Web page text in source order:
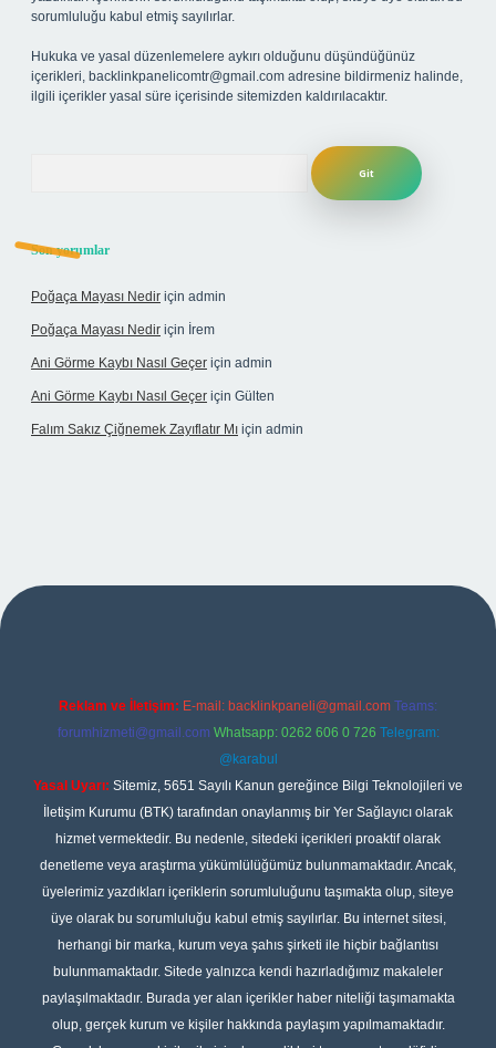
sorumluluğu kabul etmiş sayılırlar.
Hukuka ve yasal düzenlemelere aykırı olduğunu düşündüğünüz
içerikleri, backlinkpanelicomtr@gmail.com adresine bildirmeniz halinde,
ilgili içerikler yasal süre içerisinde sitemizden kaldırılacaktır.
Son yorumlar
Poğaça Mayası Nedir için admin
Poğaça Mayası Nedir için İrem
Ani Görme Kaybı Nasıl Geçer için admin
Ani Görme Kaybı Nasıl Geçer için Gülten
Falım Sakız Çiğnemek Zayıflatır Mı için admin
Reklam ve İletişim: E-mail: backlinkpaneli@gmail.com Teams:
forumhizmeti@gmail.com Whatsapp: 0262 606 0 726 Telegram:
@karabul
Yasal Uyarı: Sitemiz, 5651 Sayılı Kanun gereğince Bilgi Teknolojileri ve
İletişim Kurumu (BTK) tarafından onaylanmış bir Yer Sağlayıcı olarak
hizmet vermektedir. Bu nedenle, sitedeki içerikleri proaktif olarak
denetleme veya araştırma yükümlülüğümüz bulunmamaktadır. Ancak,
üyelerimiz yazdıkları içeriklerin sorumluluğunu taşımakta olup, siteye
üye olarak bu sorumluluğu kabul etmiş sayılırlar. Bu internet sitesi,
herhangi bir marka, kurum veya şahıs şirketi ile hiçbir bağlantısı
bulunmamaktadır. Sitede yalnızca kendi hazırladığımız makaleler
paylaşılmaktadır. Burada yer alan içerikler haber niteliği taşımamakta
olup, gerçek kurum ve kişiler hakkında paylaşım yapılmamaktadır.